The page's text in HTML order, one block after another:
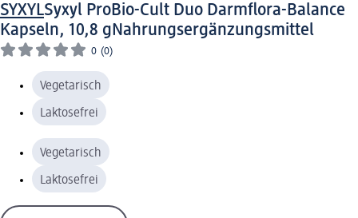
SYXYLSyxyl ProBio-Cult Duo Darmflora-Balance
Kapseln, 10,8 gNahrungsergänzungsmittel
0 (0)
Vegetarisch
Laktosefrei
Vegetarisch
Laktosefrei